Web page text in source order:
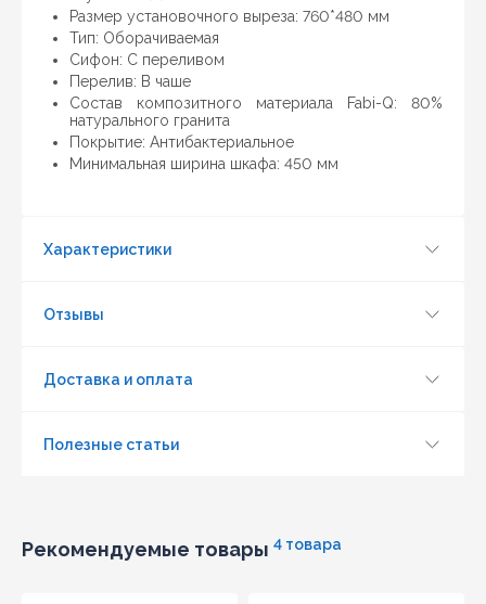
Размер установочного выреза: 760*480 мм
Тип: Оборачиваемая
Cифон: С переливом
Перелив: В чаше
Состав композитного материала Fabi-Q: 80%
натурального гранита
Покрытие: Антибактериальное
Минимальная ширина шкафа: 450 мм
Характеристики
Отзывы
Доставка и оплата
Полезные статьи
Рекомендуемые товары 4 товара
предложить более выгодную для Вас цену (при
условии, что товар данной модели должен быть у
конкурента в наличии и цена на данный товар в
другом интернет-магазине актуальная и
действующая)